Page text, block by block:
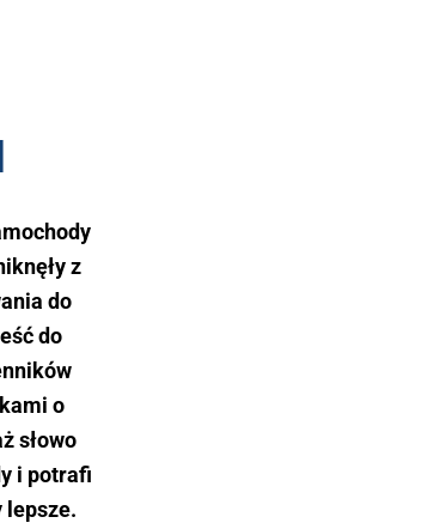
z
do
do
o
słowo
i potrafi
lepsze.